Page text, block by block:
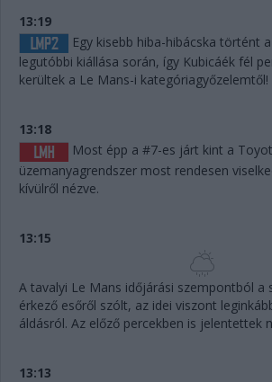
13:19
Egy kisebb hiba-hibácska történt
legutóbbi kiállása során, így Kubicáék fél
kerültek a Le Mans-i kategóriagyőzelemtől!
13:18
Most épp a #7-es járt kint a
üzemanyagrendszer most rendesen
kívülről nézve.
13:15
A tavalyi Le Mans időjárási szempontból a
érkező esőről szólt, az idei viszont
áldásról. Az előző percekben is jelentettek
13:13